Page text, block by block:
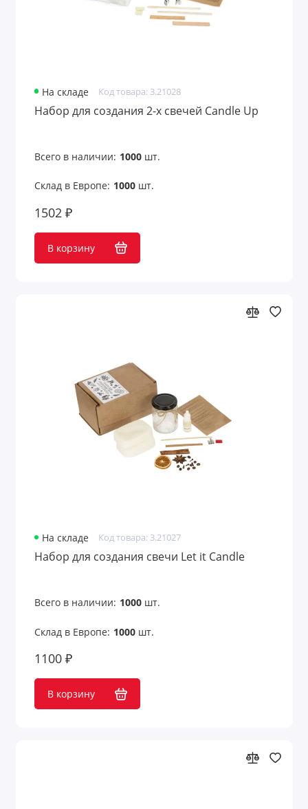
На складе Код товара: 3.21028
Набор для создания 2-х свечей Candle Up
Всего в наличии: 1000шт.
Склад в Европе: 1000шт.
1502 ₽
В корзину
На складе Код товара: 3.21027
Набор для создания свечи Let it Candle
Всего в наличии: 1000шт.
Склад в Европе: 1000шт.
1100 ₽
В корзину